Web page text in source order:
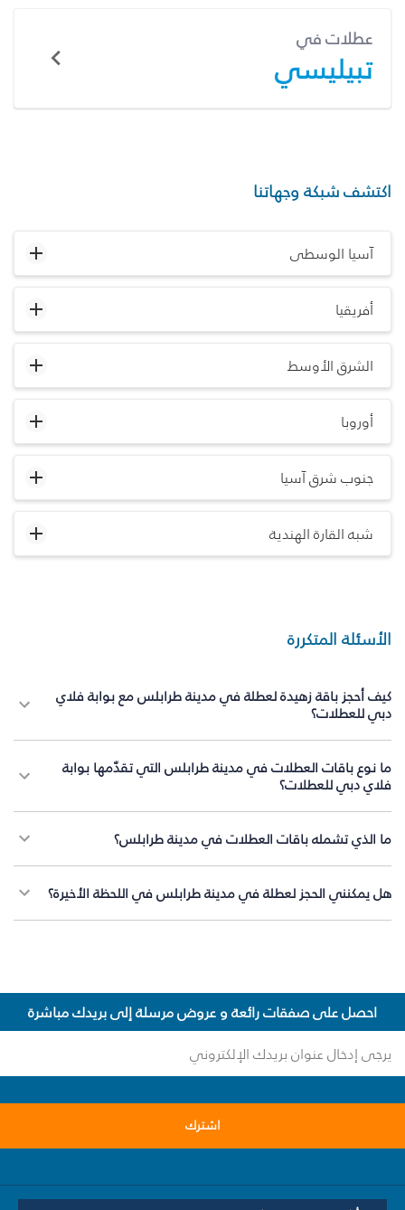
عطلات في
تبيليسي
اكتشف شبكة وجهاتنا
آسيا الوسطى
أفريقيا
الشرق الأوسط
أوروبا
جنوب شرق آسيا
شبه القارة الهندية
الأسئلة المتكررة
كيف أحجز باقة زهيدة لعطلة في مدينة طرابلس مع بوابة فلاي
دبي للعطلات؟
ما نوع باقات العطلات في مدينة طرابلس التي تقدّمها بوابة
فلاي دبي للعطلات؟
ما الذي تشمله باقات العطلات في مدينة طرابلس؟
هل يمكنني الحجز لعطلة في مدينة طرابلس في اللحظة الأخيرة؟
احصل على صفقات رائعة و عروض مرسلة إلى بريدك مباشرة
اشترك